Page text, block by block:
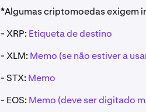
*Algumas criptomoedas exigem
- XRP: Etiqueta de destino
- XLM: Memo (se não estiver a
- STX: Memo
- EOS: Memo (deve ser digitado